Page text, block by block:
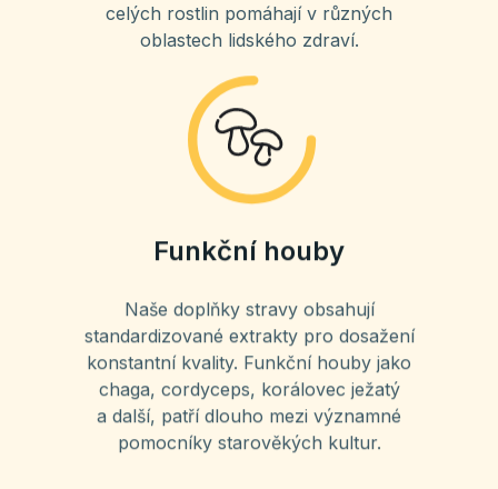
celých rostlin pomáhají v různých
oblastech lidského zdraví.
Funkční houby
Naše doplňky stravy obsahují
standardizované extrakty pro dosažení
konstantní kvality. Funkční houby jako
chaga, cordyceps, korálovec ježatý
a další, patří dlouho mezi významné
pomocníky starověkých kultur.